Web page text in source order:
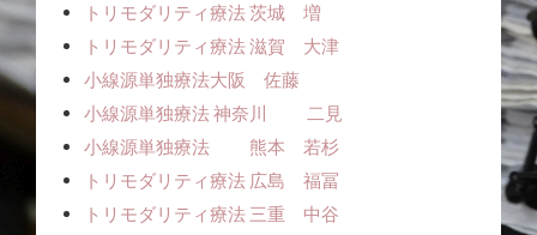
トリモダリティ療法 茨城 増
トリモダリティ療法 滋賀 大津
小線源単独療法ㅤㅤ大阪 佐藤
小線源単独療法 神奈川 二見
小線源単独療法 熊本 若杉
トリモダリティ療法 広島 福冨
トリモダリティ療法 三重 中谷